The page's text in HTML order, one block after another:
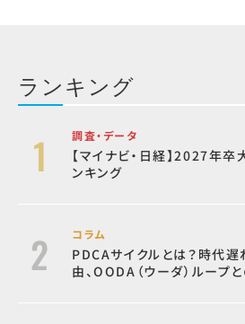
ランキング
調査・データ
【マイナビ・日経】2027年
ンキング
コラム
PDCAサイクルとは？時代
由、OODA（ウーダ）ループ